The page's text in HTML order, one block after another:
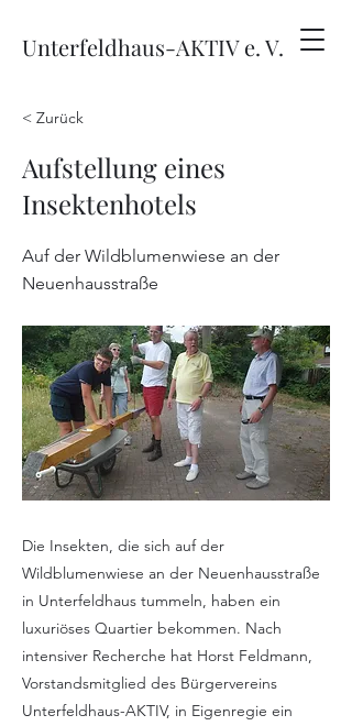
Unterfeldhaus-AKTIV e. V.
< Zurück
Aufstellung eines
Insektenhotels
Auf der Wildblumenwiese an der
Neuenhausstraße
Die Insekten, die sich auf der
Wildblumenwiese an der Neuenhausstraße
in Unterfeldhaus tummeln, haben ein
luxuriöses Quartier bekommen. Nach
intensiver Recherche hat Horst Feldmann,
Vorstandsmitglied des Bürgervereins
Unterfeldhaus-AKTIV, in Eigenregie ein